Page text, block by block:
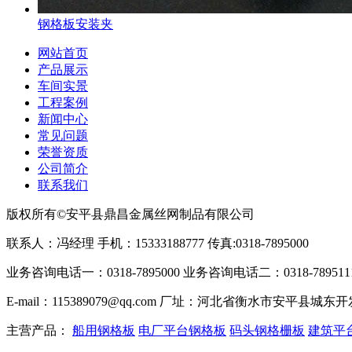
钢格板安装夹
网站首页
产品展示
车间实景
工程案例
新闻中心
常见问题
荣誉资质
公司简介
联系我们
版权所有©安平县鼎昌金属丝网制品有限公司
联系人：冯经理 手机：15333188777 传真:0318-7895000
业务咨询电话一：0318-7895000 业务咨询电话二：0318-
E-mail：115389079@qq.com 厂址：河北省衡水市安平县城东开
主营产品： 船用钢格板 电厂平台钢格板 码头钢格栅板 建筑平